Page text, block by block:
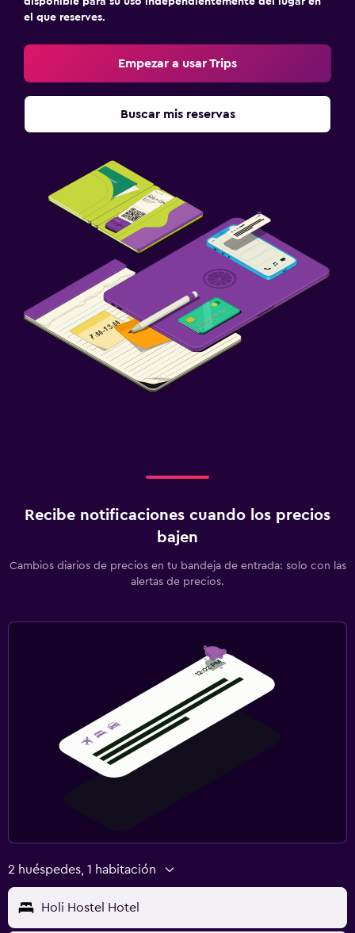
el que reserves.
Empezar a usar Trips
Buscar mis reservas
Recibe notificaciones cuando los precios
bajen
Cambios diarios de precios en tu bandeja de entrada: solo con las
alertas de precios.
2 huéspedes, 1 habitación
Holi Hostel Hotel